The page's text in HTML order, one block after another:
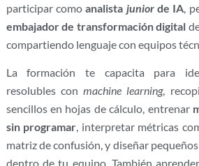
participar comoanalista juniorde IA,
embajador de transformación digital
compartiendo lenguaje con equipos
La formación te capacita para
resolubles conmachine learning,
sencillos en hojas de cálculo, entrenar
sin programar, interpretar métricas
matriz de confusión, y diseñar
dentro de tu equipo. También